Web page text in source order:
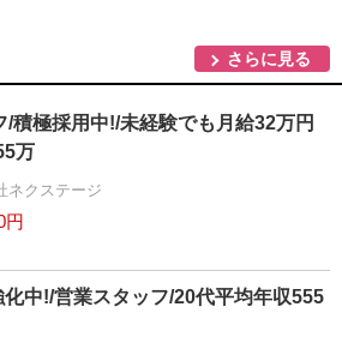
さらに見る
/積極採用中!/未経験でも月給32万円
万
ネクステージ
円
中!/営業スタッフ/20代平均年収555